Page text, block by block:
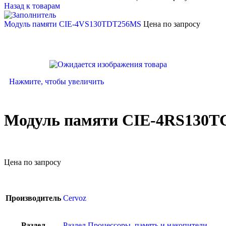
Назад к товарам
Модуль памяти CIE-4VS130TDT256MS Цена по запросу
Нажмите, чтобы увеличить
Модуль памяти CIE-
Цена по запросу
Производитель Cervoz